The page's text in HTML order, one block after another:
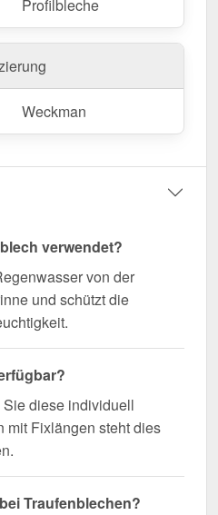
cm | 100° bestellen –
& schnell geliefert!
auf Maß – bestellen
von schneller Lieferung!
Profilbleche
Weckman
verwendet?
von der
und schützt die
diese individuell
mit Fixlängen steht dies
Traufenblechen?